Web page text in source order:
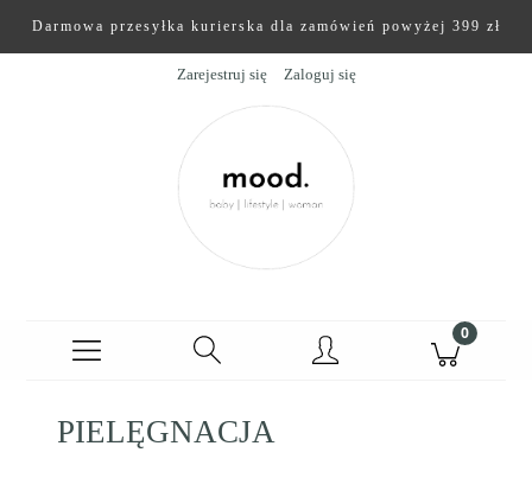
Darmowa przesyłka kurierska dla zamówień powyżej 399 zł
Zarejestruj się Zaloguj się
PIELĘGNACJA